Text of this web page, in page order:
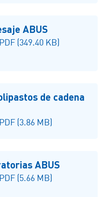
ABUS
(349.40 KB)
de cadena
(3.86 MB)
ABUS
(5.66 MB)